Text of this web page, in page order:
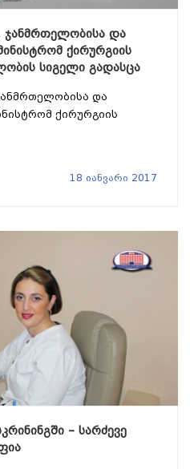
და
ქირურგიის
სიგელი გადასცა
და
ქირურგიის
18 იანვარი 2017
– სარძევე